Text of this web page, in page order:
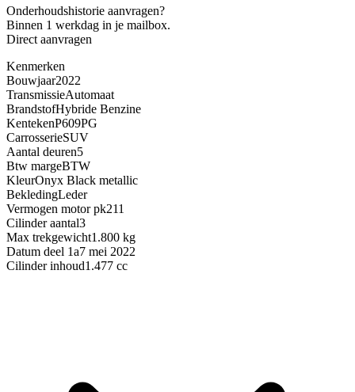
Onderhoudshistorie aanvragen?
Binnen 1 werkdag in je mailbox.
Direct aanvragen
Kenmerken
Bouwjaar2022
TransmissieAutomaat
BrandstofHybride Benzine
KentekenP609PG
CarrosserieSUV
Aantal deuren5
Btw margeBTW
KleurOnyx Black metallic
BekledingLeder
Vermogen motor pk211
Cilinder aantal3
Max trekgewicht1.800 kg
Datum deel 1a7 mei 2022
Cilinder inhoud1.477 cc